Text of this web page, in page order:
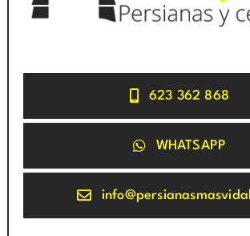
623 362 868
WHATSAPP